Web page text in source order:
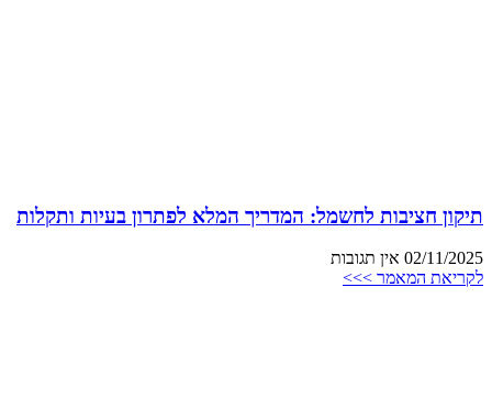
תיקון חציבות לחשמל: המדריך המלא לפתרון בעיות ותקלות
02/11/2025 אין תגובות
לקריאת המאמר >>>